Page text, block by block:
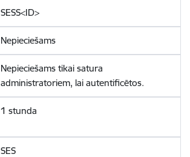
SESS<ID>
Nepieciešams
Nepieciešams tikai satura
administratoriem, lai autentificētos.
1 stunda
SES